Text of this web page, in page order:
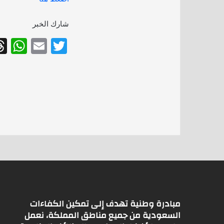
شارك الخبر
T
E
W
مبادرة وطنية تهدف إلى تمكين الكفاءات
السعودية من جميع مناطق المملكة، نعمل